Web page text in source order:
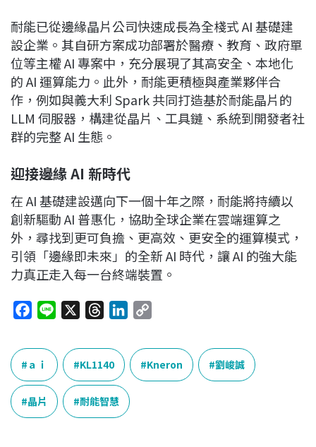
耐能已從邊緣晶片公司快速成長為全棧式 AI 基礎建
設企業。其自研方案成功部署於醫療、教育、政府單
位等主權 AI 專案中，充分展現了其高安全、本地化
的 AI 運算能力。此外，耐能更積極與產業夥伴合
作，例如與義大利 Spark 共同打造基於耐能晶片的
LLM 伺服器，構建從晶片、工具鏈、系統到開發者社
群的完整 AI 生態。
迎接邊緣 AI 新時代
在 AI 基礎建設邁向下一個十年之際，耐能將持續以
創新驅動 AI 普惠化，協助全球企業在雲端運算之
外，尋找到更可負擔、更高效、更安全的運算模式，
引領「邊緣即未來」的全新 AI 時代，讓 AI 的強大能
力真正走入每一台終端裝置。
c
e
b
o
o
e
r
e
a
d
s
k
d
p
y
L
ａｉ KL1140 Kneron 劉峻誠
晶片 耐能智慧